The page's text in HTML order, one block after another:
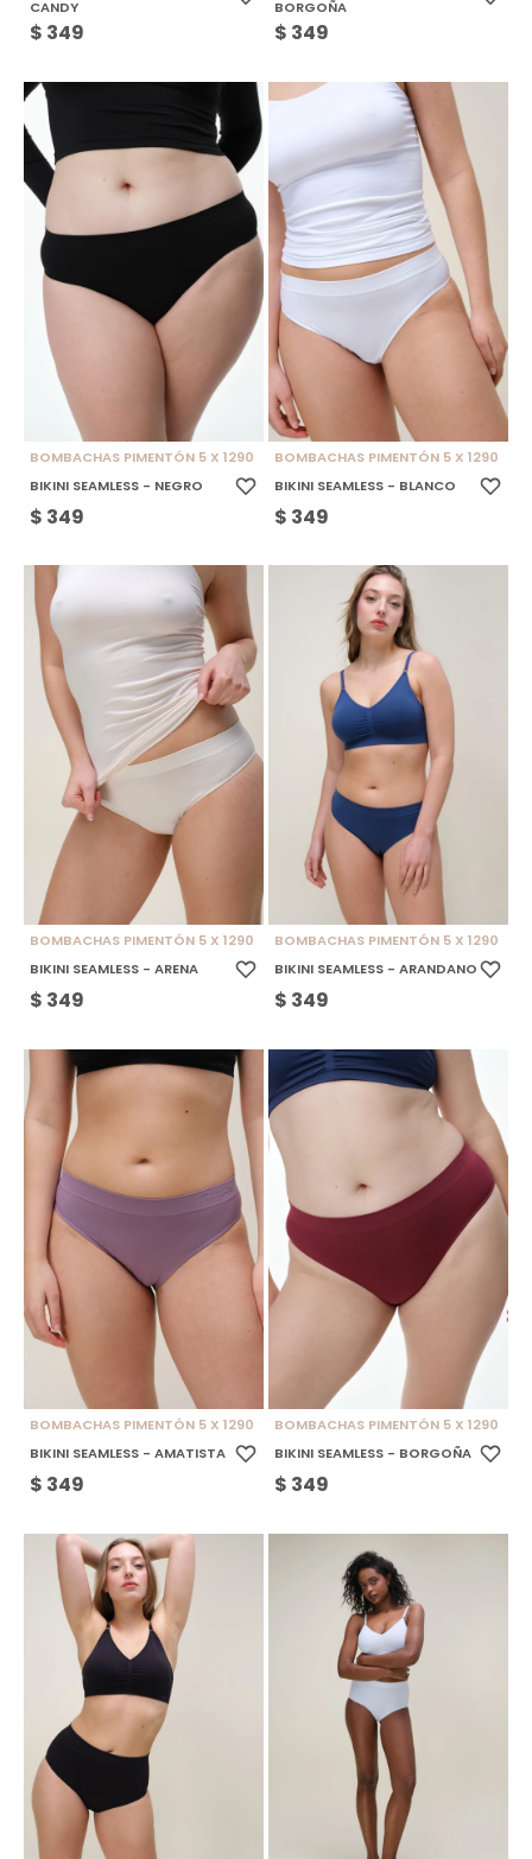
CANDY
$ 349
BORGOÑA
$ 349
BOMBACHAS PIMENTÓN 5 X 1290
BIKINI SEAMLESS - NEGRO
$ 349
BOMBACHAS PIMENTÓN 5 X 1290
BIKINI SEAMLESS - BLANCO
$ 349
BOMBACHAS PIMENTÓN 5 X 1290
BIKINI SEAMLESS - ARENA
$ 349
BOMBACHAS PIMENTÓN 5 X 1290
BIKINI SEAMLESS - ARANDANO
$ 349
BOMBACHAS PIMENTÓN 5 X 1290
BIKINI SEAMLESS - AMATISTA
$ 349
BOMBACHAS PIMENTÓN 5 X 1290
BIKINI SEAMLESS - BORGOÑA
$ 349